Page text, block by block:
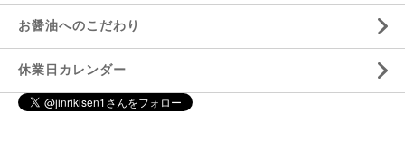
お醤油へのこだわり
休業日カレンダー